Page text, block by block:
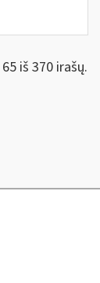
iš 370 irašų.